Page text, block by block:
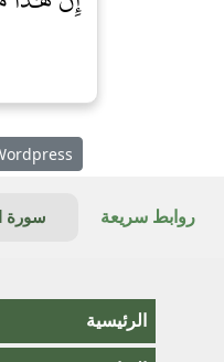
روابط سريعة سورة
الرئيسية